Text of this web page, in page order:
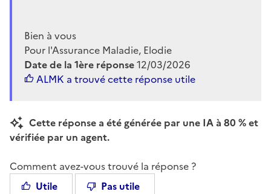
Bien à vous
Pour l'Assurance Maladie, Elodie
Date de la 1ère réponse12/03/2026
ALMK a trouvé cette réponse utile
Cette réponse a été générée par une IA à 80 % et
vérifiée par un agent.
Comment avez-vous trouvé la réponse ?
Utile
Pas utile